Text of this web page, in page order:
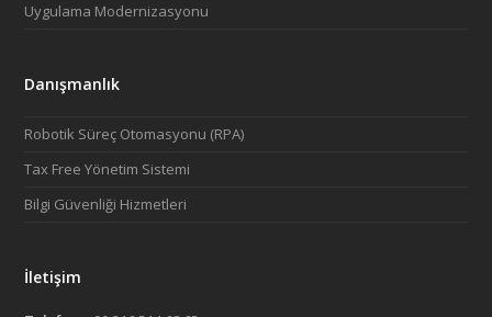
Uygulama Modernizasyonu
Danışmanlık
Robotik Süreç Otomasyonu (RPA)
Tax Free Yönetim Sistemi
Bilgi Güvenliği Hizmetleri
İletişim